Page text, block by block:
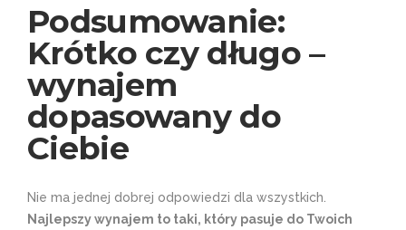
Podsumowanie:
Krótko czy długo –
wynajem
dopasowany do
Ciebie
Nie ma jednej dobrej odpowiedzi dla wszystkich.
Najlepszy wynajem to taki, który pasuje do Twoich